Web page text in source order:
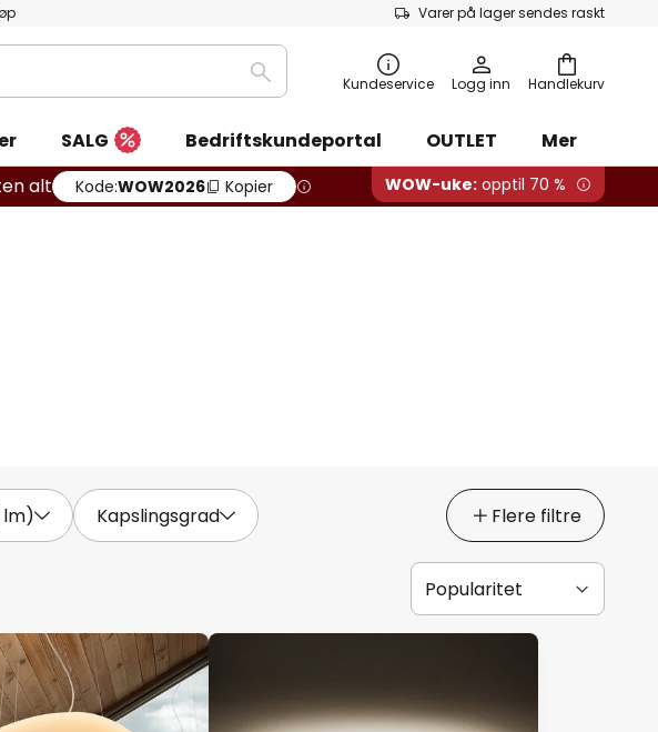
Varer på lager sendes raskt
Handlekurv
Søk Kundeservice Logg inn
SALG Bedriftskundeportal OUTLET
Mer
alt Kode:WOW2026 Kopier WOW-uke:opptil 70 %
lm) Kapslingsgrad Flere filtre